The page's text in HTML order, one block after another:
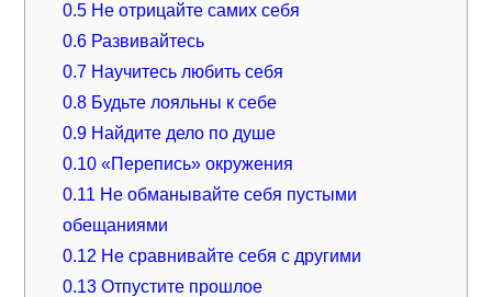
0.5Не отрицайте самих себя
0.6Развивайтесь
0.7Научитесь любить себя
0.8Будьте лояльны к себе
0.9Найдите дело по душе
0.10«Перепись» окружения
0.11 Не обманывайте себя пустыми
обещаниями
0.12 Не сравнивайте себя с другими
0.13Отпустите прошлое